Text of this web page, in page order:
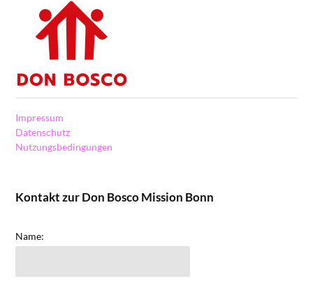
Impressum
Datenschutz
Nutzungsbedingungen
Kontakt zur Don Bosco Mission Bonn
Name: